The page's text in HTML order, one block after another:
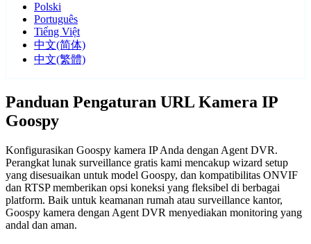
Polski
Português
Tiếng Việt
中文(简体)
中文(繁體)
Panduan Pengaturan URL Kamera IP
Goospy
Konfigurasikan Goospy kamera IP Anda dengan Agent DVR.
Perangkat lunak surveillance gratis kami mencakup wizard setup
yang disesuaikan untuk model Goospy, dan kompatibilitas ONVIF
dan RTSP memberikan opsi koneksi yang fleksibel di berbagai
platform. Baik untuk keamanan rumah atau surveillance kantor,
Goospy kamera dengan Agent DVR menyediakan monitoring yang
andal dan aman.